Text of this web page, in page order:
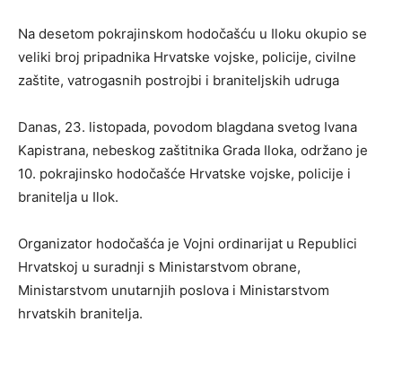
Na desetom pokrajinskom hodočašću u Iloku okupio se
veliki broj pripadnika Hrvatske vojske, policije, civilne
zaštite, vatrogasnih postrojbi i braniteljskih udruga
Danas, 23. listopada, povodom blagdana svetog Ivana
Kapistrana, nebeskog zaštitnika Grada Iloka, održano je
10. pokrajinsko hodočašće Hrvatske vojske, policije i
branitelja u Ilok.
Organizator hodočašća je Vojni ordinarijat u Republici
Hrvatskoj u suradnji s Ministarstvom obrane,
Ministarstvom unutarnjih poslova i Ministarstvom
hrvatskih branitelja.